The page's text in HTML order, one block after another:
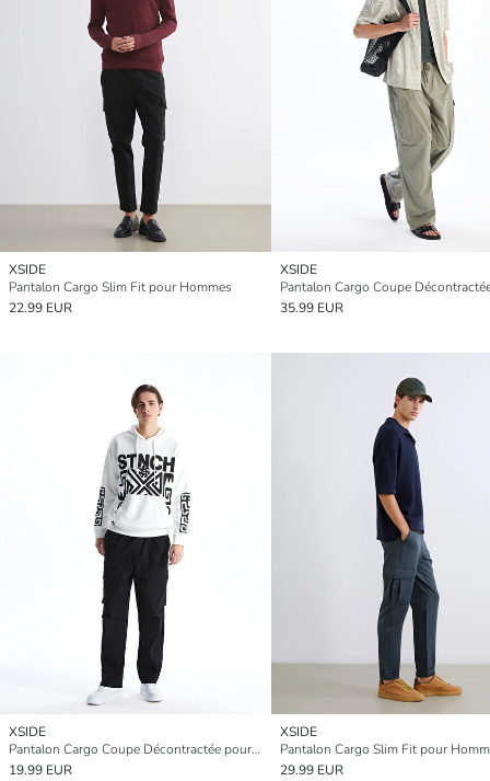
XSIDE
Pantalon Cargo Slim Fit pour Hommes
22.99 EUR
XSIDE
35.99 EUR
XSIDE
Pantalon Cargo Coupe Décontractée pour Hommes
19.99 EUR
XSIDE
Pantalon Cargo Slim Fit pour
29.99 EUR